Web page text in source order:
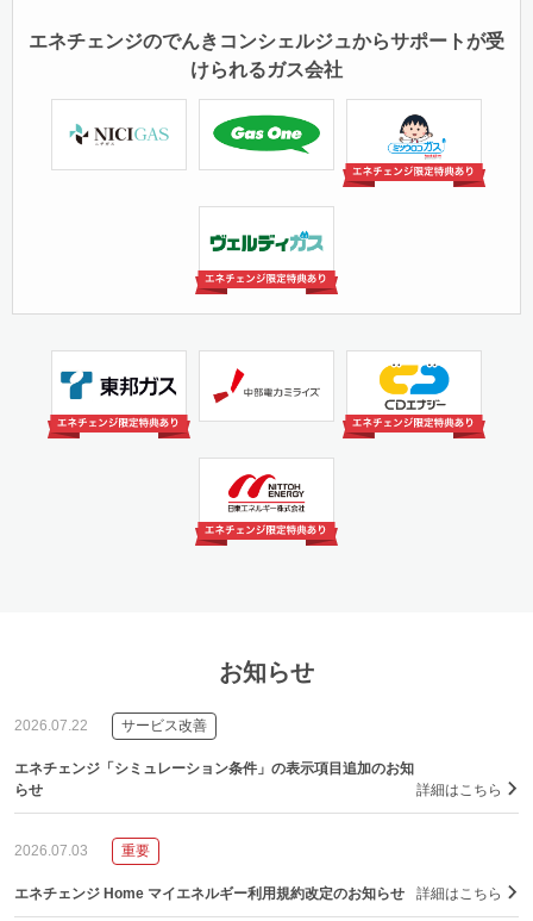
エネチェンジのでんきコンシェルジュからサポートが受
けられるガス会社
日本瓦斯株式会社 株式会社サイサン
ミツウロコグリーンエネ
ルギー株式会社
日本瓦斯株式会社(ヴェ
ルディガス)
東邦ガス株式会社
中部電力ミライズ株式会
社（旧：中部電力）
株式会社CDエナジーダ
イレクト
日東エネルギー株式会社
お知らせ
2026.07.22 サービス改善
エネチェンジ「シミュレーション条件」の表示項目追加のお知
らせ
詳細はこちら
2026.07.03 重要
エネチェンジ Home マイエネルギー利用規約改定のお知らせ 詳細はこちら